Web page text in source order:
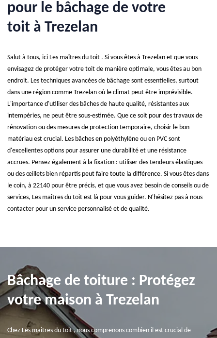
pour le bâchage de votre
toit à Trezelan
Salut à tous, ici Les maîtres du toit . Si vous êtes à Trezelan et que vous
envisagez de protéger votre toit de manière optimale, vous êtes au bon
endroit. Les techniques avancées de bâchage sont essentielles, surtout
dans une région comme Trezelan où le climat peut être imprévisible.
L'importance d'utiliser des bâches de haute qualité, résistantes aux
intempéries, ne peut être sous-estimée. Que ce soit pour des travaux de
rénovation ou des mesures de protection temporaire, choisir le bon
matériau est crucial. Les bâches en polyéthylène ou en PVC sont
d'excellentes options pour assurer une durabilité et une résistance
accrues. Pensez également à la fixation : utiliser des tendeurs élastiques
ou des œillets bien répartis peut faire toute la différence. Si vous êtes dans
le coin, à 22140 pour être précis, et que vous avez besoin de conseils ou de
services, Les maîtres du toit est là pour vous guider. N'hésitez pas à nous
contacter pour un service personnalisé et de qualité.
Bâchage de toiture : Protégez
votre maison à Trezelan
Chez Les maîtres du toit , nous comprenons combien il est crucial de